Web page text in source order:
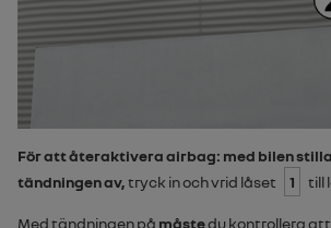
För att återaktiveraairbag: med bilen
tändningen av,tryck in och vrid låset 1 till
Med tändningen på måstedu kontrollera att